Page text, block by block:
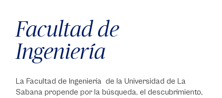
Facultad de
Ingeniería
La Facultad de Ingeniería de la Universidad de La
Sabana propende por la búsqueda, el descubrimiento,